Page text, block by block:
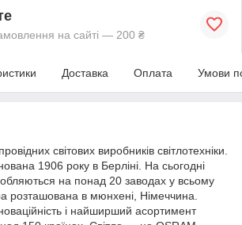
на сайті — 200 ₴
Доставка Оплата Умови
світових виробників світлотехніки.
1906 року в Берліні. На сьогодні
на понад 20 заводах у всьому
розташована в мюнхені, Німеччина.
і найширший асортимент